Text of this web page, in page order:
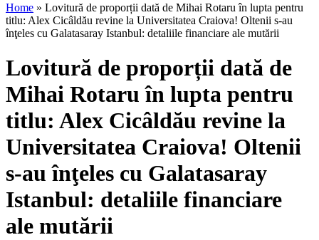
Home » Lovitură de proporții dată de Mihai Rotaru în lupta pentru
titlu: Alex Cicâldău revine la Universitatea Craiova! Oltenii s-au
înţeles cu Galatasaray Istanbul: detaliile financiare ale mutării
Lovitură de proporții dată de
Mihai Rotaru în lupta pentru
titlu: Alex Cicâldău revine la
Universitatea Craiova! Oltenii
s-au înţeles cu Galatasaray
Istanbul: detaliile financiare
ale mutării